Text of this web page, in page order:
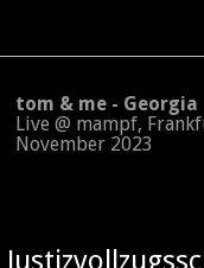
tom & me - Georgia
Live @ mampf,
November 2023